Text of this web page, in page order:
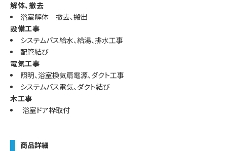
解体、撤去
浴室解体 撤去、搬出
設備工事
システムバス給水、給湯、排水工事
配管結び
電気工事
照明、浴室換気扇電源、ダクト工事
システムバス電気、ダクト結び
木工事
浴室ドア枠取付
商品詳細